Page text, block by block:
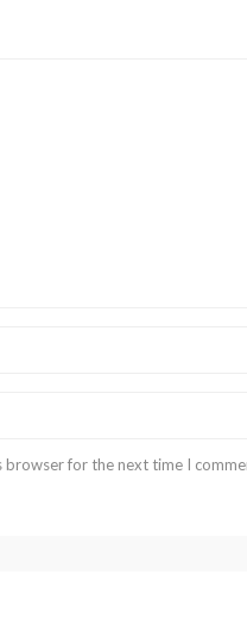
browser for the next time I